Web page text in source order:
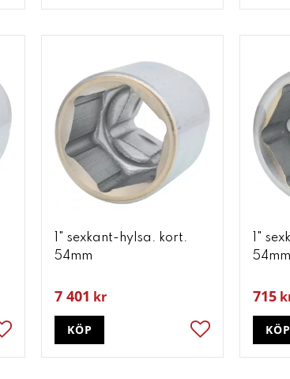
Lägg till i favoriter
1" sexkant-hylsa. kort.
54mm
7 401 kr
Lägg till i
KÖP
1"
54mm
715
KÖP